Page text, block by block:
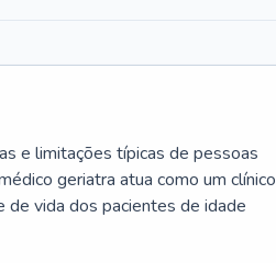
e limitações típicas de pessoas
geriatra atua como um clínico
de vida dos pacientes de idade